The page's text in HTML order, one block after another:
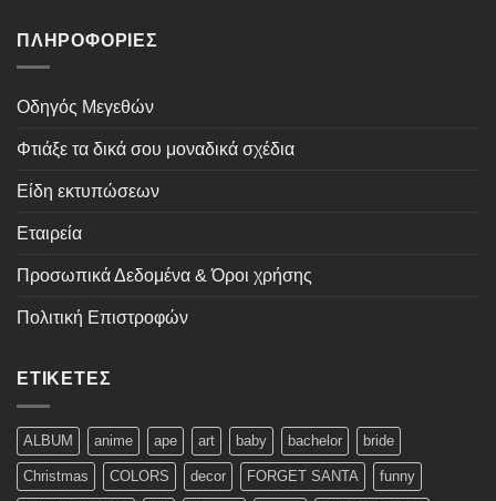
ΠΛΗΡΟΦΟΡΊΕΣ
Οδηγός Μεγεθών
Φτιάξε τα δικά σου μοναδικά σχέδια
Είδη εκτυπώσεων
Εταιρεία
Προσωπικά Δεδομένα & Όροι χρήσης
Πολιτική Επιστροφών
ΕΤΙΚΈΤΕΣ
ALBUM anime ape art baby bachelor bride
Christmas COLORS decor FORGET SANTA funny